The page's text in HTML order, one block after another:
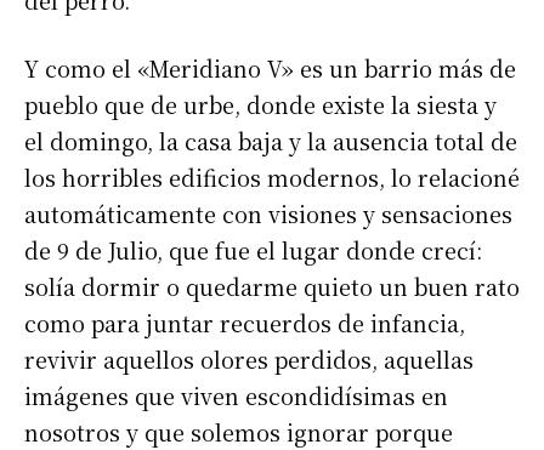
Suscribirme gratis
Dirección de correo electrónico *
Nombre
Apellidos
Número de teléfono
Y como el «Meridiano V» es un barrio más de
pueblo que de urbe, donde existe la siesta y
el domingo, la casa baja y la ausencia total de
los horribles edificios modernos, lo relacioné
automáticamente con visiones y sensaciones
de 9 de Julio, que fue el lugar donde crecí:
solía dormir o quedarme quieto un buen rato
como para juntar recuerdos de infancia,
revivir aquellos olores perdidos, aquellas
imágenes que viven escondidísimas en
nosotros y que solemos ignorar porque